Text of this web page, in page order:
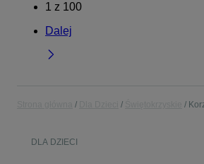
1 z 100
Dalej
DLA DZIECI